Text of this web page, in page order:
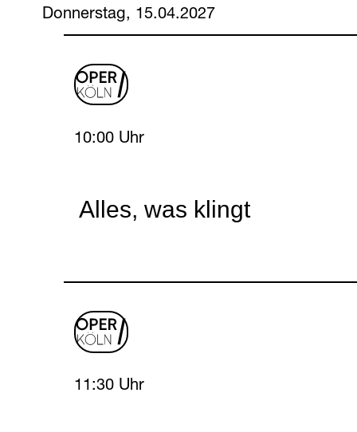
Donnerstag, 15.04.2027
Alles, was klingt
Thursday, 15 April 2027
10:00 Uhr
oper
Thursday, 15 April 2027
11:30 Uhr
oper